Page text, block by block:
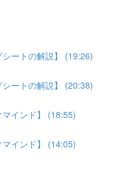
ートの解説】 (19:26)
ートの解説】 (20:38)
インド】 (18:55)
インド】 (14:05)